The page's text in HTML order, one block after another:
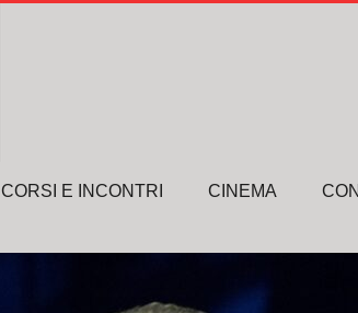
CORSI E INCONTRI CINEMA